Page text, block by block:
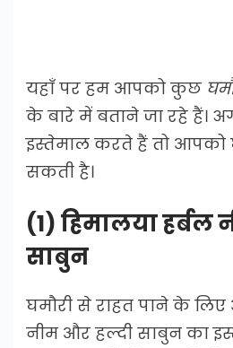
यहाँ पर हम आपको कुछ
के बारे में बताने जा रहे हैं।
इस्तेमाल करते हैं तो आपको
सकती है।
(1) हिमालया हर्बल
साबुन
घमौरी से राहत पाने के
नीम और हल्दी साबुन का